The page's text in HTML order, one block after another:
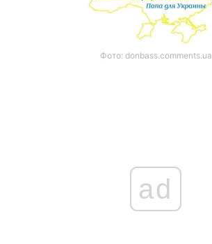
Фото: donbass.comments.ua
ad